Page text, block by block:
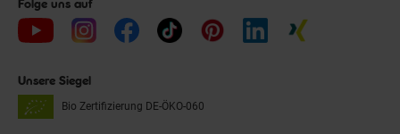
Folge uns auf
Unsere Siegel
Bio Zertifizierung DE-ÖKO-060